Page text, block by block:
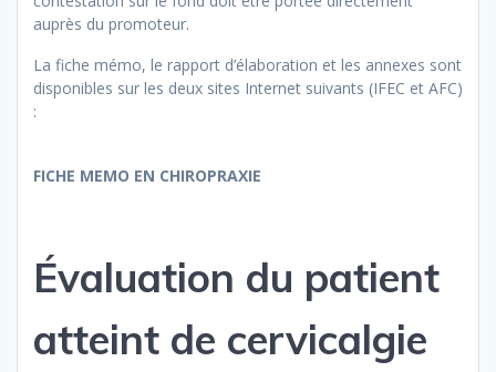
auprès du promoteur.
La fiche mémo, le rapport d’élaboration et les annexes sont
disponibles sur les deux sites Internet suivants (IFEC et AFC)
:
FICHE MEMO EN CHIROPRAXIE
Évaluation du patient
atteint de cervicalgie